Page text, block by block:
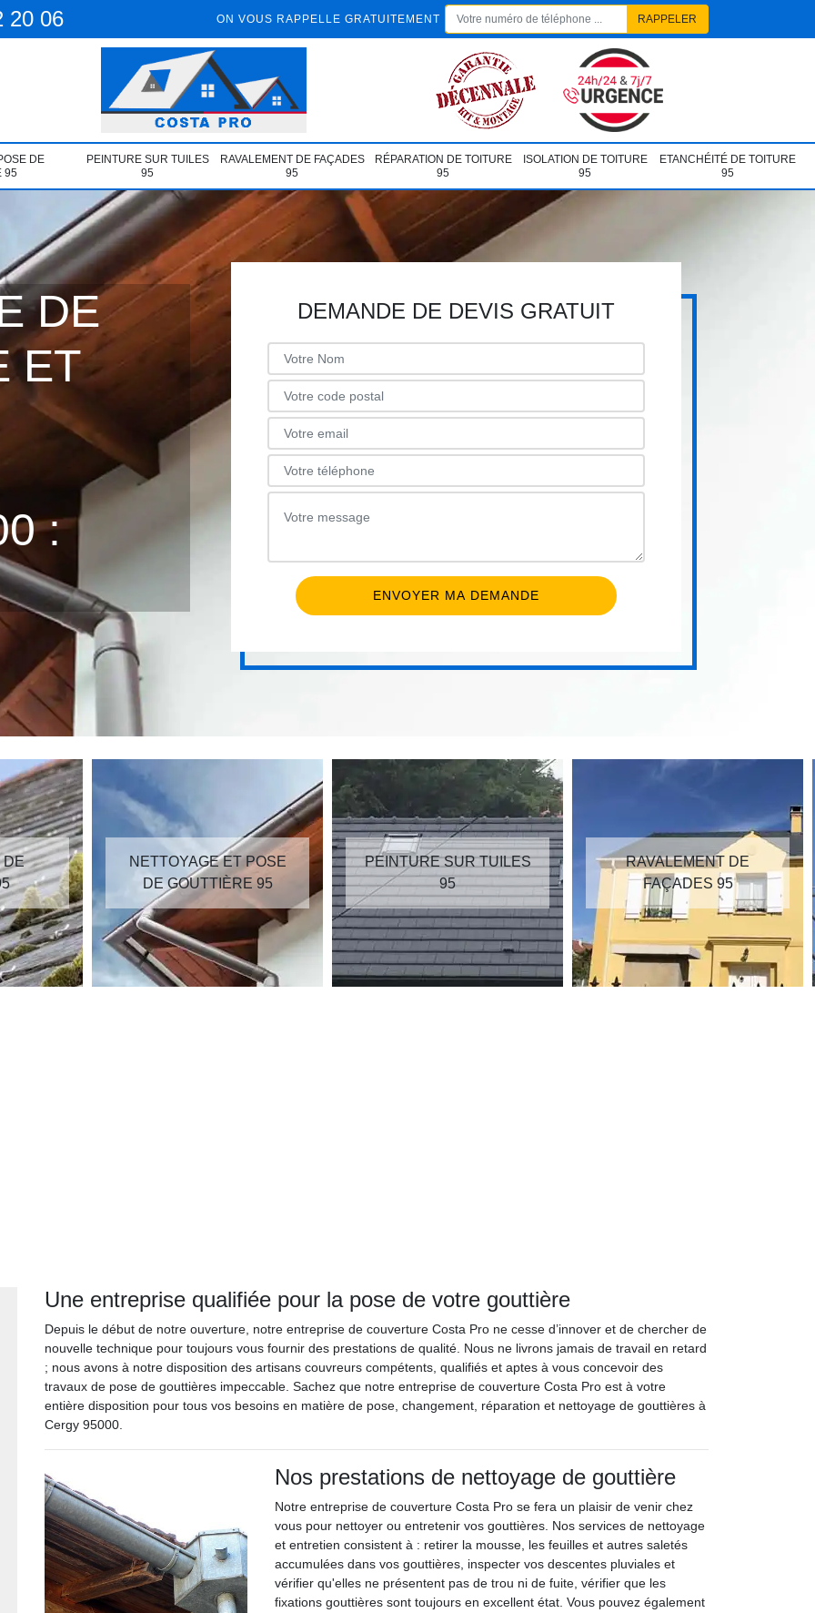
20 06 ON VOUS RAPPELLE GRATUITEMENT
DE
95
PEINTURE SUR TUILES
95
RAVALEMENT DE FAÇADES
95
RÉPARATION DE TOITURE
95
ISOLATION DE TOITURE
95
ETANCHÉITÉ DE TOITURE
95
DE
ET
:
DEMANDE DE DEVIS GRATUIT
ET POSE
95
PEINTURE SUR TUILES
95
RAVALEMENT DE
FAÇADES 95
RÉPARATION DE
TOITURE 95
Une entreprise qualifiée pour la pose de votre gouttière
Depuis le début de notre ouverture, notre entreprise de couverture Costa Pro ne cesse d’innover et de chercher de
nouvelle technique pour toujours vous fournir des prestations de qualité. Nous ne livrons jamais de travail en retard
; nous avons à notre disposition des artisans couvreurs compétents, qualifiés et aptes à vous concevoir des
travaux de pose de gouttières impeccable. Sachez que notre entreprise de couverture Costa Pro est à votre
entière disposition pour tous vos besoins en matière de pose, changement, réparation et nettoyage de gouttières à
Cergy 95000.
Nos prestations de nettoyage de gouttière
Notre entreprise de couverture Costa Pro se fera un plaisir de venir chez
vous pour nettoyer ou entretenir vos gouttières. Nos services de nettoyage
et entretien consistent à : retirer la mousse, les feuilles et autres saletés
accumulées dans vos gouttières, inspecter vos descentes pluviales et
vérifier qu'elles ne présentent pas de trou ni de fuite, vérifier que les
fixations gouttières sont toujours en excellent état. Vous pouvez également